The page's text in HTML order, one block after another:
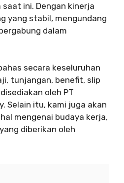
ini. Dengan kinerja
yang stabil, mengundang
dalam
secara keseluruhan
tunjangan, benefit, slip
oleh PT
Selain itu, kami juga akan
mengenai budaya kerja,
diberikan oleh